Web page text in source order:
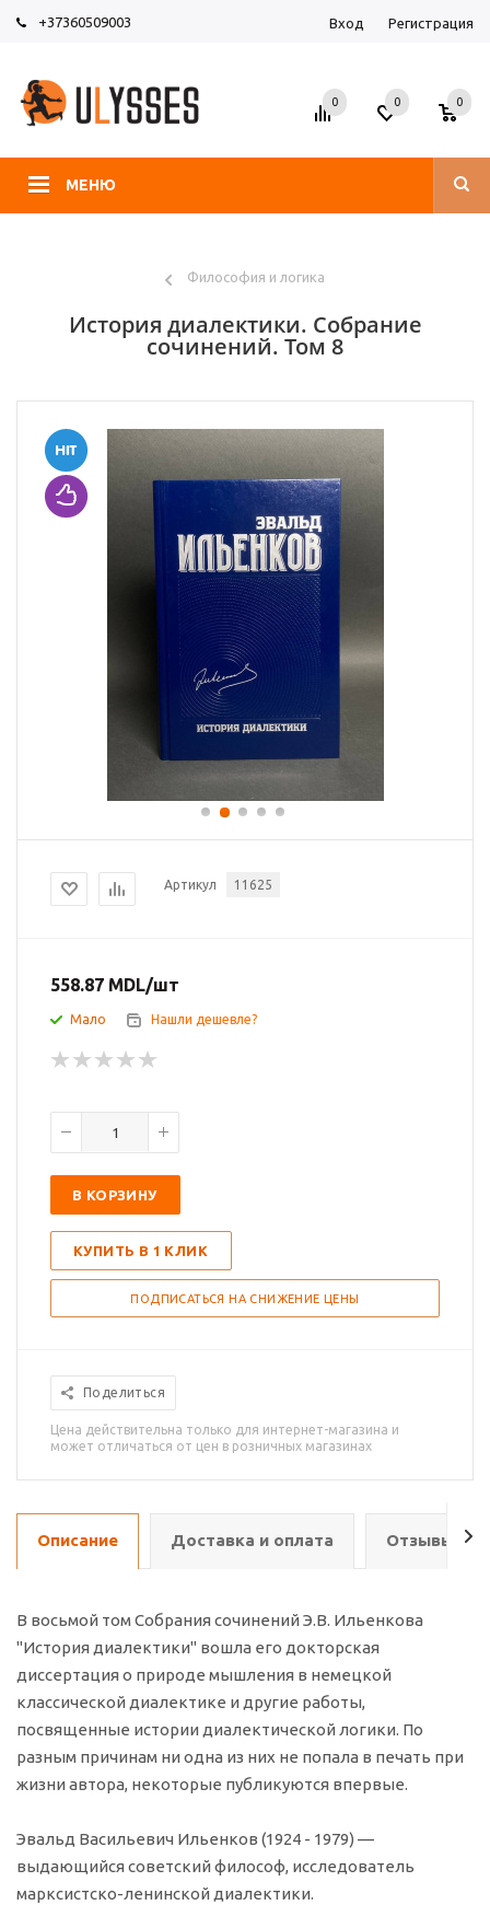
+37360509003 Вход Регистрация
МЕНЮ
0 0 0
Философия и логика
История диалектики. Собрание
сочинений. Том 8
Артикул 11625
558.87 MDL/шт
Мало Нашли дешевле?
В КОРЗИНУ
КУПИТЬ В 1 КЛИК
ПОДПИСАТЬСЯ НА СНИЖЕНИЕ ЦЕНЫ
Поделиться
Цена действительна только для интернет-магазина и
может отличаться от цен в розничных магазинах
Описание Доставка и оплата Отзывы о
В восьмой том Собрания сочинений Э.В. Ильенкова
"История диалектики" вошла его докторская
диссертация о природе мышления в немецкой
классической диалектике и другие работы,
посвященные истории диалектической логики. По
разным причинам ни одна из них не попала в печать при
жизни автора, некоторые публикуются впервые.
Эвальд Васильевич Ильенков (1924 - 1979) —
выдающийся советский философ, исследователь
марксистско-ленинской диалектики.